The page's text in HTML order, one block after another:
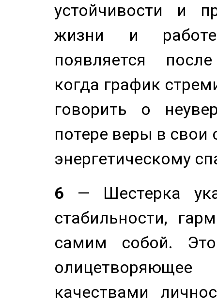
устойчивости и
жизни и
появляется
когда график
говорить о
потере веры в свои
энергетическому
6 — Шестерка
стабильности,
самим собой.
качествами